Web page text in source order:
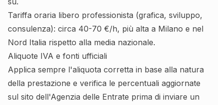
Tariffa oraria libero professionista (grafica, sviluppo,
consulenza): circa 40-70 €/h, più alta a Milano e nel
Nord Italia rispetto alla media nazionale.
Aliquote IVA e fonti ufficiali
Applica sempre l'aliquota corretta in base alla natura
della prestazione e verifica le percentuali aggiornate
sul sito dell'Agenzia delle Entrate prima di inviare un